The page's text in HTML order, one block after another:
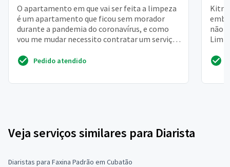
O apartamento em que vai ser feita a limpeza
é um apartamento que ficou sem morador
durante a pandemia do coronavírus, e como
vou me mudar necessito contratar um serviço
Pedido atendido
não
Veja serviços similares para Diarista
Diaristas para Faxina Padrão em Cubatão